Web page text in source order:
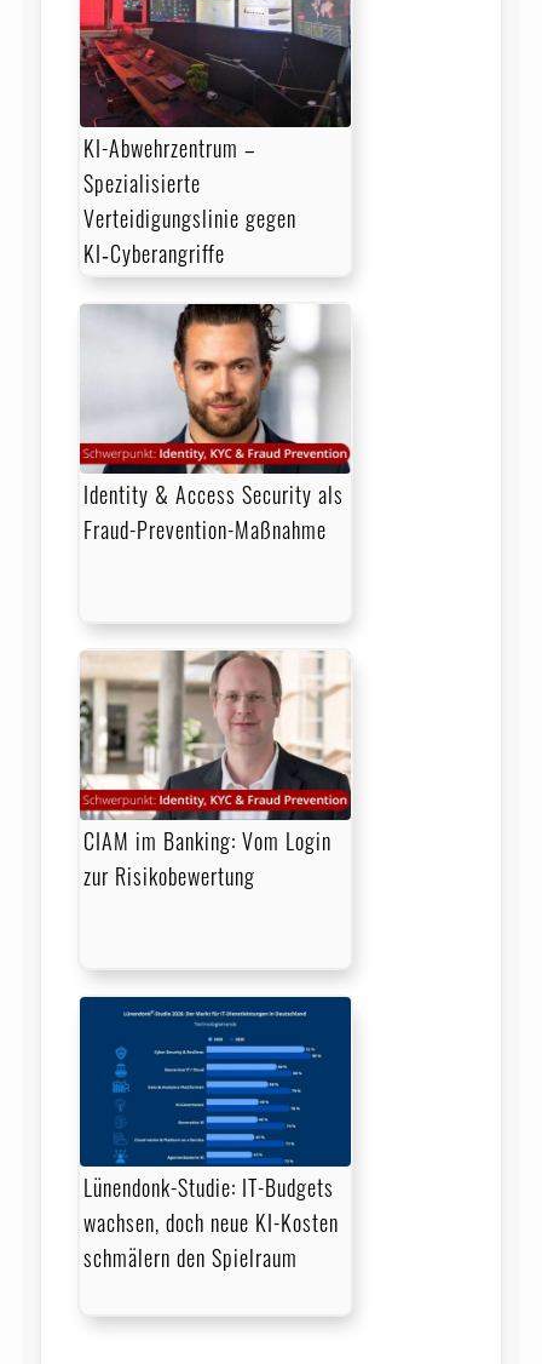
KI-Abwehrzentrum –
Spezialisierte
Verteidigungslinie gegen
KI‑Cyberangriffe
Identity & Access Security als
Fraud-Prevention-Maßnahme
CIAM im Banking: Vom Login
zur Risikobewertung
Lünendonk-Studie: IT-Budgets
wachsen, doch neue KI-Kosten
schmälern den Spielraum